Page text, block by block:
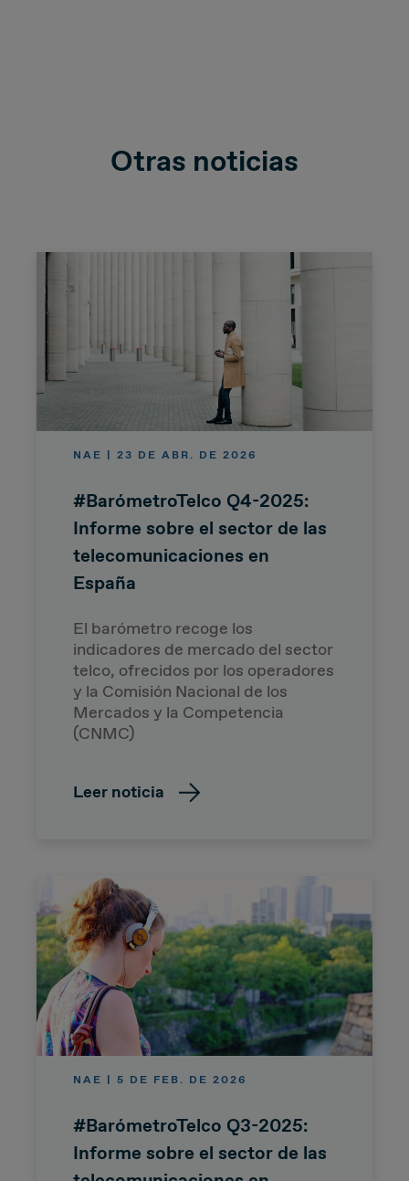
Otras noticias
NAE | 23 DE ABR. DE 2026
#BarómetroTelco Q4-2025:
Informe sobre el sector de las
telecomunicaciones en
España
El barómetro recoge los
indicadores de mercado del sector
telco, ofrecidos por los operadores
y la Comisión Nacional de los
Mercados y la Competencia
(CNMC)
Leer noticia
NAE | 5 DE FEB. DE 2026
#BarómetroTelco Q3-2025:
Informe sobre el sector de las